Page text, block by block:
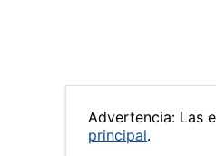
Advertencia: Las
principal.